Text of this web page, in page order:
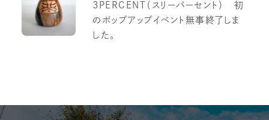
3PERCENT（スリーパーセント） 初
のポップアップイベント無事終了しま
した。